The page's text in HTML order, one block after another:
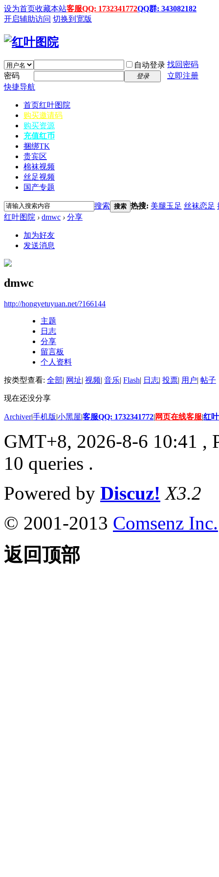
设为首页收藏本站客服QQ: 1732341772QQ群: 343082182
开启辅助访问 切换到宽版
自动登录 找回密码
密码
登录
立即注册
快捷导航
首页红叶图院
购买邀请码
购买资源
充值红币
捆绑TK
贵宾区
棉袜视频
丝足视频
国产专题
搜索 搜索 热搜: 美腿玉足 丝袜恋足
红叶图院 › dmwc › 分享
加为好友
发送消息
dmwc
http://hongyetuyuan.net/?166144
主题
日志
分享
留言板
个人资料
按类型查看: 全部| 网址| 视频| 音乐| Flash| 日志| 投票| 用户| 帖子
现在还没分享
Archiver|手机版|小黑屋|客服QQ: 1732341772| 网页在线客服|红
GMT+8, 2026-8-6 10:41 ,
10 queries .
Powered by Discuz! X3.2
© 2001-2013 Comsenz Inc.
返回顶部